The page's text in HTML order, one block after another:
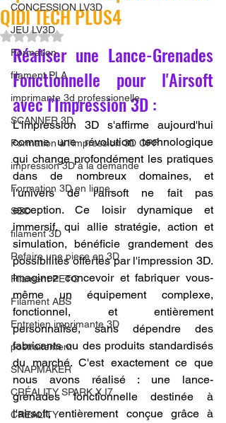
CONCESSION LV3D
JEU LV3D
Formation
filament PLA
imprimante 3d professionelle
SCANNER 3D
Formation à l'impression 3D CPF
impression 3D à la demande
Formation 3D en ligne.
SEO
filament 3D
Refaire une piece en 3D
Filament PETG
Filament ABS
Entretien imprimante 3D
postraitement
SNAPMAKER
CRÉALITY SPARK X I7
CREALITY
QIDI TECH PLUS4
Noté NaN étoiles sur 5.
Réaliser une Lance-Grenades
Fonctionnelle pour l'Airsoft
avec l'Impression 3D :
L'impression 3D s'affirme aujourd'hui
comme une révolution technologique
qui change profondément les pratiques
dans de nombreux domaines, et
l'univers de l'airsoft ne fait pas
exception. Ce loisir dynamique et
immersif, qui allie stratégie, action et
simulation, bénéficie grandement des
possibilités offertes par l'impression 3D.
Imaginez concevoir et fabriquer vous-
même un équipement complexe,
fonctionnel, et entièrement
personnalisé, sans dépendre des
fabricants ou des produits standardisés
du marché. C'est exactement ce que
nous avons réalisé : une lance-
grenades fonctionnelle destinée à
l'airsoft, entièrement conçue grâce à